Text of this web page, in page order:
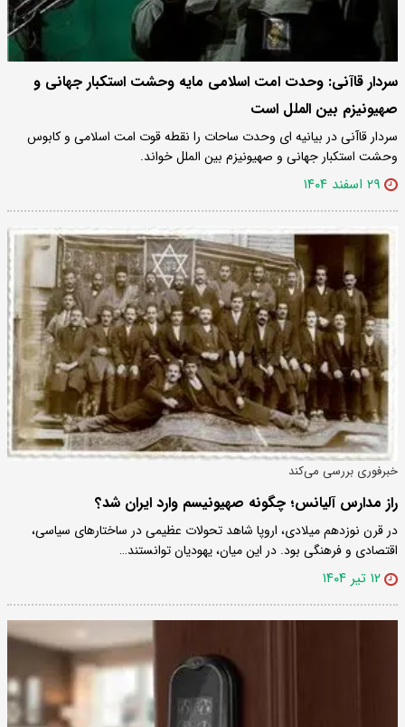
سردار قاآنی: وحدت امت اسلامی مایه وحشت استکبار جهانی و
صهیونیزم بین الملل است
سردار قاآنی در بیانیه ای وحدت ساحات را نقطه قوت امت اسلامی و کابوس
وحشت استکبار جهانی و صهیونیزم بین الملل خواند.
۲۹ اسفند ۱۴۰۴
خبرفوری بررسی می‌کند
راز مدارس آلیانس؛ چگونه صهیونیسم وارد ایران شد؟
در قرن نوزدهم میلادی، اروپا شاهد تحولات عظیمی در ساختارهای سیاسی،
اقتصادی و فرهنگی بود. در این میان، یهودیان توانستند…
۱۲ تیر ۱۴۰۴